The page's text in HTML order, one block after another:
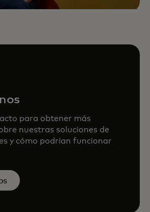
para obtener más
nuestras soluciones de
y cómo podrían funcionar